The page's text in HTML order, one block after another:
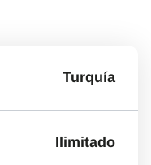
Turquía
Ilimitado